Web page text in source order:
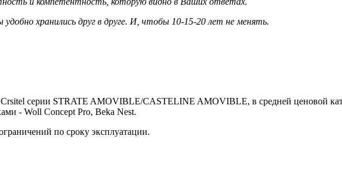
хранились друг в друге. И, чтобы 10-15-20 лет не менять.
серии STRATE AMOVIBLE/CASTELINE AMOVIBLE, в средней ценовой
- Woll Concept Pro, Beka Nest.
по сроку эксплуатации.